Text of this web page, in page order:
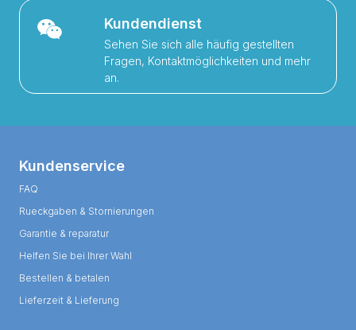
Kundendienst
Sehen Sie sich alle häufig gestellten
Fragen, Kontaktmöglichkeiten und mehr
an.
Kundenservice
FAQ
Rueckgaben & Stornierungen
Garantie & reparatur
Helfen Sie bei Ihrer Wahl
Bestellen & betalen
Lieferzeit & Lieferung